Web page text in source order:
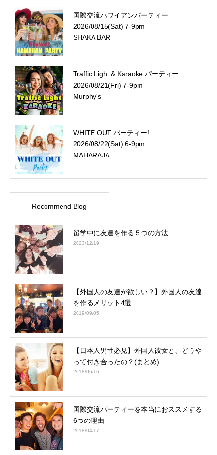
国際交流ハワイアンパーティー
2026/08/15(Sat) 7-9pm
SHAKA BAR
Traffic Light & Karaoke パーティー
2026/08/21(Fri) 7-9pm
Murphy's
WHITE OUT パーティー!
2026/08/22(Sat) 6-9pm
MAHARAJA
Recommend Blog
留学中に友達を作る５つの方法
2023/12/19
【外国人の友達が欲しい？】外国人の友達
を作るメリット4選
2019/09/05
【日本人男性必見】外国人彼女と、どうや
って付き合ったの？(まとめ)
2018/06/16
国際交流パーティーを本当におススメする
6つの理由
2018/04/17